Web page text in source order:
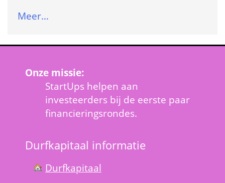
Meer…
Onze missie:
StartUps helpen aan
investeerders bij de eerste paar
financieringsrondes.
Durfkapitaal informatie
Durfkapitaal